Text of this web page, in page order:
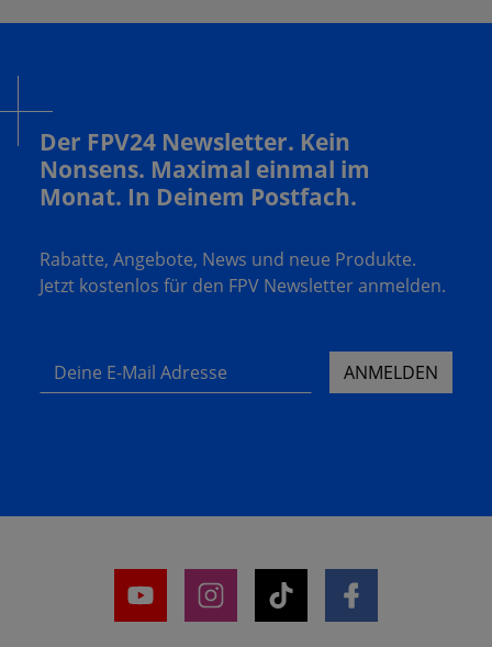
Der FPV24 Newsletter. Kein
Nonsens. Maximal einmal im
Monat. In Deinem Postfach.
Rabatte, Angebote, News und neue Produkte.
Jetzt kostenlos für den FPV Newsletter anmelden.
Deine E-Mail Adresse ANMELDEN